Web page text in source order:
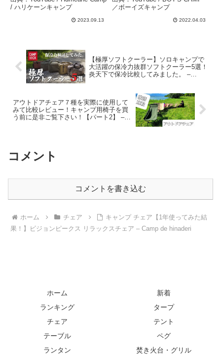
ミックでチェア界を席巻
か！？』『ムーンチェア』
ーンキャンプ
/ ハリケーンキャンプ
2023.09.13
／ボーイズキャンプ
2022.04.03
【極厚ソフトクーラー】ソロキャンプで
大活躍の保冷力抜群ソフトクーラー5選！
炎天下で保冷比較してみました。 –
アウトドアチェア７種を実際に使用して
みて比較レビュー！キャンプ用椅子を買
う前に是非ご覧下さい！【パート2】 –
コメント
コメントを書き込む
ホーム チェア
キャンプ チェア【1年使ってみた結
果！】ビジョンピークス リラックスチェア – Camp de hinaderi
ホーム
新着
ランキング
タープ
チェア
テント
テーブル
ペグ
ランタン
焚き火台・グリル